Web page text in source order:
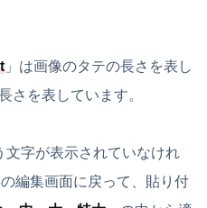
」は画像のタテの長さを表し
さを表しています。
文字が表示されていなけれ
編集画面に戻って、貼り付